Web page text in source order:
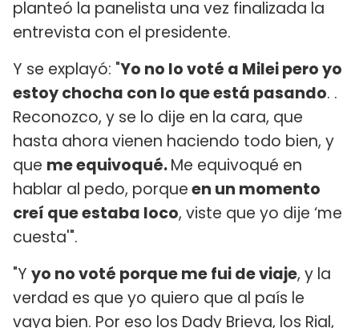
planteó la panelista una vez finalizada la
entrevista con el presidente.
Y se explayó: "Yo no lo voté a Milei pero yo
estoy chocha con lo que está pasando. .
Reconozco, y se lo dije en la cara, que
hasta ahora vienen haciendo todo bien, y
que me equivoqué.Me equivoqué en
hablar al pedo, porqueen un momento
creí que estaba loco, viste que yo dije ‘me
cuesta'".
"Y yo no voté porque me fui de viaje, y la
verdad es que yo quiero que al país le
vaya bien. Por eso los Dady Brieva, los Rial,